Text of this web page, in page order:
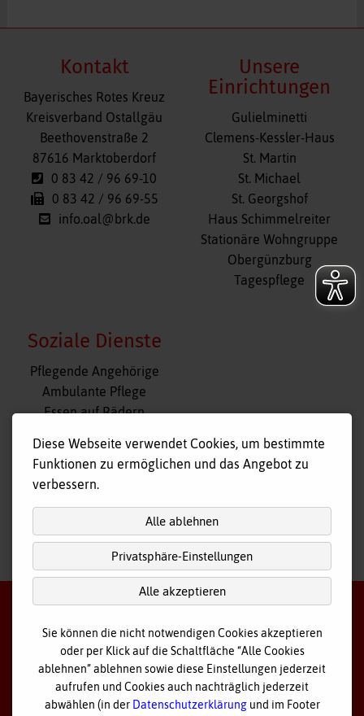
Kontakt
Bayerisches Rotes Kreuz
Kreisverband Ostallgäu
Beethovenstraße 2
87616 Marktoberdorf
0 83 42 / 96 69-10
0 83 42 / 96 69-55
info.oal@brk.de
Unsere
Einrichtungen
Navigation
überspringen
Gulielminetti
Clemens-Kessler-Haus
St. Martin
St. Michael
St. Georgshof
Haus Schimmelreiter
Stationäre Wohngruppe
Obergünzburg
Tagespflege
Soziale Dienste
Navigation
überspringen
Pflegende Angehörige
Ambulante Pflege
Essen auf Rädern
Tagespflege
Hausnotruf
nach oben
2026 Bayerisches Rotes Kreuz - Kreisverband Ostallgäu
Datenschutz
Diese Webseite verwendet Cookies, um bestimmte
Funktionen zu ermöglichen und das Angebot zu
verbessern.
Alle ablehnen
Privatsphäre-Einstellungen
Alle akzeptieren
Sie können die nicht notwendigen Cookies akzeptieren
oder per Klick auf die Schaltfläche “Alle Cookies
ablehnen” ablehnen sowie diese Einstellungen jederzeit
aufrufen und Cookies auch nachträglich jederzeit
abwählen (in der Datenschutzerklärungund im Footer